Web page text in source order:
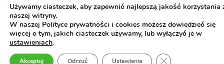
Używamy ciasteczek, aby zapewnić najlepszą jakość korzystania
naszej witryny.
W naszej Polityce prywatności i cookies możesz dowiedzieć się
więcej o tym, jakich ciasteczek używamy, lub wyłączyć je w
ustawieniach.
Akceptuj Odrzuć Ustawienia Zamknij panel